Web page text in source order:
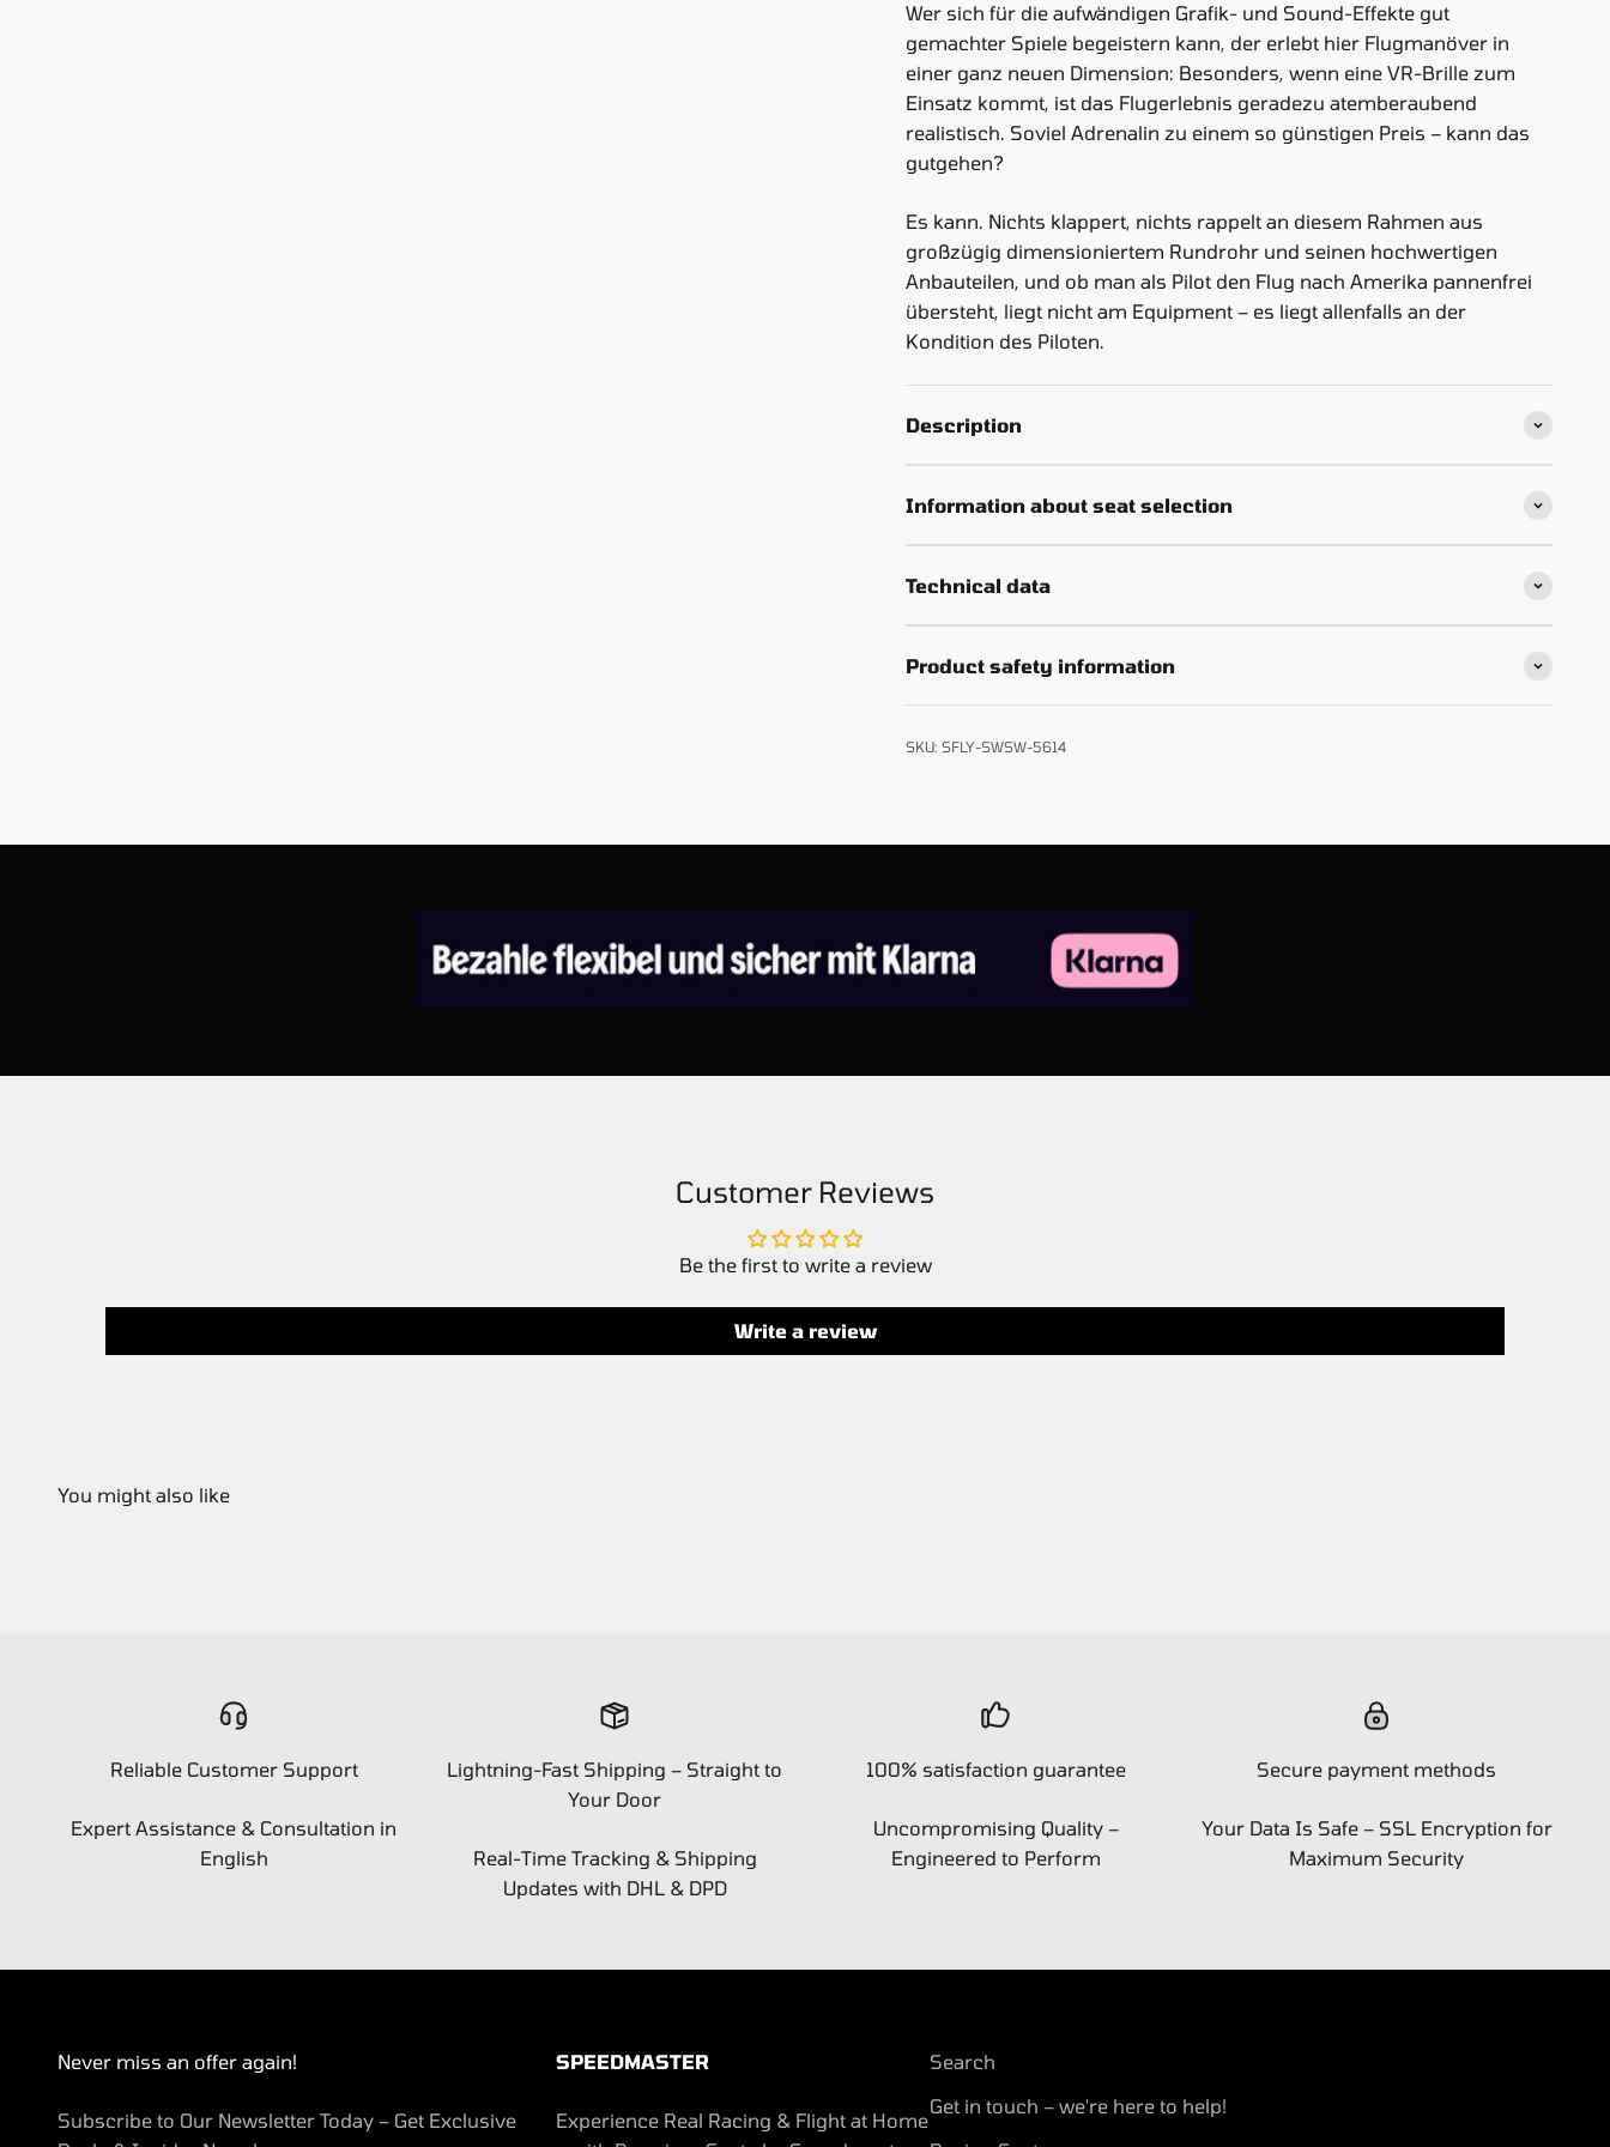
Wer sich für die aufwändigen Grafik- und Sound-Effekte gut
gemachter Spiele begeistern kann, der erlebt hier Flugmanöver in
einer ganz neuen Dimension: Besonders, wenn eine VR-Brille zum
Einsatz kommt, ist das Flugerlebnis geradezu atemberaubend
realistisch. Soviel Adrenalin zu einem so günstigen Preis – kann das
gutgehen?
Es kann. Nichts klappert, nichts rappelt an diesem Rahmen aus
großzügig dimensioniertem Rundrohr und seinen hochwertigen
Anbauteilen, und ob man als Pilot den Flug nach Amerika pannenfrei
übersteht, liegt nicht am Equipment – es liegt allenfalls an der
Kondition des Piloten.
Description
Information about seat selection
Technical data
Product safety information
SKU: SFLY-SWSW-5614
Customer Reviews
Be the first to write a review
Write a review
Reliable Customer Support
Expert Assistance & Consultation in
English
Lightning-Fast Shipping – Straight to
Your Door
Real-Time Tracking & Shipping
Updates with DHL & DPD
100% satisfaction guarantee
Uncompromising Quality –
Engineered to Perform
Secure payment methods
Your Data Is Safe – SSL Encryption for
Maximum Security
Never miss an offer again!
Subscribe to Our Newsletter Today – Get Exclusive
SPEEDMASTER
Experience Real Racing & Flight at Home
Search
Get in touch – we're here to help!